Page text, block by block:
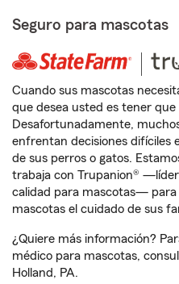
Seguro para mascotas
Cuando sus mascotas
que desea usted es tener
Desafortunadamente,
enfrentan decisiones difíciles
de sus perros o gatos.
trabaja con Trupanion®
calidad para mascotas— para
mascotas el cuidado de sus
¿Quiere más información?
médico para mascotas,
Holland, PA.